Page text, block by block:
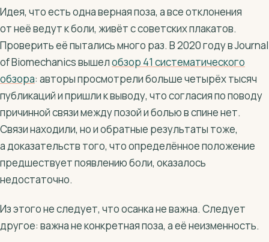
Идея, что есть одна верная поза, а все отклонения
от неё ведут к боли, живёт с советских плакатов.
Проверить её пытались много раз. В 2020 году в Journal
of Biomechanics вышелобзор 41 систематического
обзора: авторы просмотрели больше четырёх тысяч
публикаций и пришли к выводу, что согласия по поводу
причинной связи между позой и болью в спине нет.
Связи находили, но и обратные результаты тоже,
а доказательств того, что определённое положение
предшествует появлению боли, оказалось
недостаточно.
Из этого не следует, что осанка не важна. Следует
другое: важна не конкретная поза, а её неизменность.